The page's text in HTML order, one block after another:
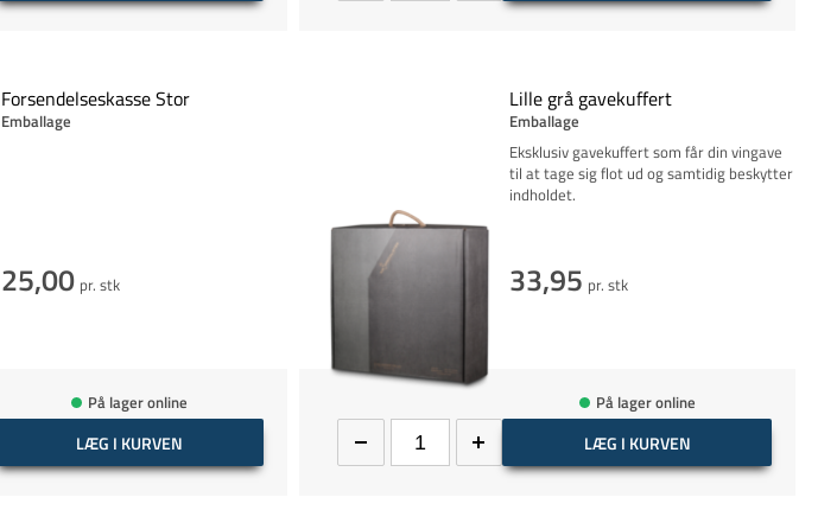
Forsendelseskasse Stor
Emballage
25,00 pr. stk
På lager online
LÆG I KURVEN
Lille grå gavekuffert
Emballage
Eksklusiv gavekuffert som får din vingave
til at tage sig flot ud og samtidig beskytter
indholdet.
33,95 pr. stk
På lager online
LÆG I KURVEN